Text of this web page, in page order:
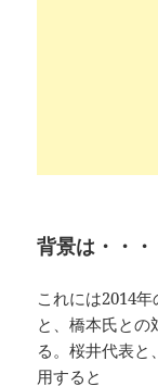
背景は・・・
これには2014
と、橋本氏と
る。桜井代表と
用すると